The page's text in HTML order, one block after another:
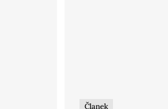
Članek